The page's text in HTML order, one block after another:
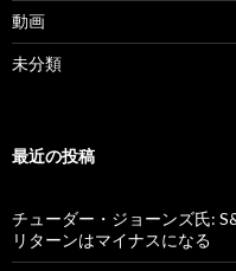
動画
未分類
最近の投稿
チューダー・ジョーンズ氏:
リターンはマイナスになる